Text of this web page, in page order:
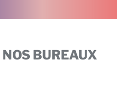
NOS BUREAUX